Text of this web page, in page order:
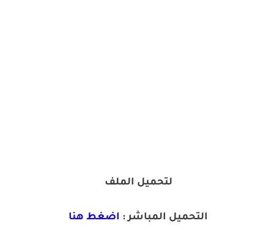
لتحميل الملف
التحميل المباشر : اضغط هنا